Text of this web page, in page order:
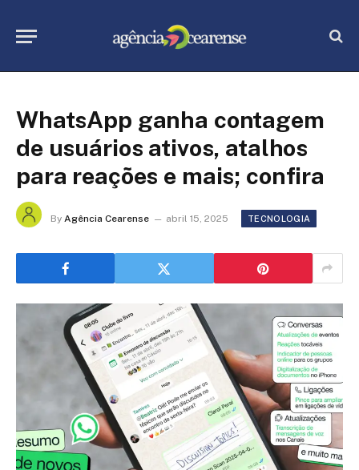
WhatsApp ganha contagem
de usuários ativos, atalhos
para reações e mais; confira
By Agência Cearense abril 15, 2025 TECNOLOGIA